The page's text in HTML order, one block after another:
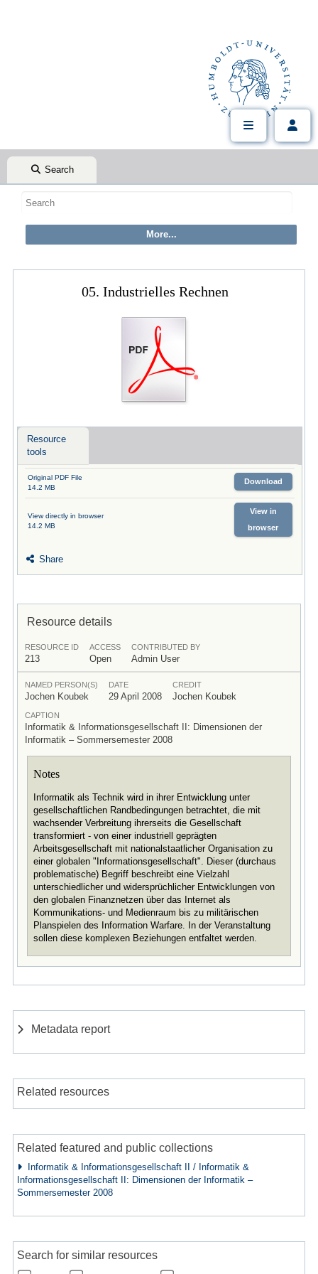
Search
05. Industrielles Rechnen
Resource
tools
Original PDF File
14.2 MB
Download
View directly in browser
14.2 MB
View in
browser
Share
Resource details
RESOURCE ID
213
ACCESS
Open
CONTRIBUTED BY
Admin User
NAMED PERSON(S)
Jochen Koubek
DATE
29 April 2008
CREDIT
Jochen Koubek
CAPTION
Informatik & Informationsgesellschaft II: Dimensionen der
Informatik – Sommersemester 2008
Notes
Informatik als Technik wird in ihrer Entwicklung unter
gesellschaftlichen Randbedingungen betrachtet, die mit
wachsender Verbreitung ihrerseits die Gesellschaft
transformiert - von einer industriell geprägten
Arbeitsgesellschaft mit nationalstaatlicher Organisation zu
einer globalen "Informationsgesellschaft". Dieser (durchaus
problematische) Begriff beschreibt eine Vielzahl
unterschiedlicher und widersprüchlicher Entwicklungen von
den globalen Finanznetzen über das Internet als
Kommunikations- und Medienraum bis zu militärischen
Planspielen des Information Warfare. In der Veranstaltung
sollen diese komplexen Beziehungen entfaltet werden.
Metadata report
Related resources
Related featured and public collections
Informatik & Informationsgesellschaft II / Informatik &
Informationsgesellschaft II: Dimensionen der Informatik –
Sommersemester 2008
Search for similar resources